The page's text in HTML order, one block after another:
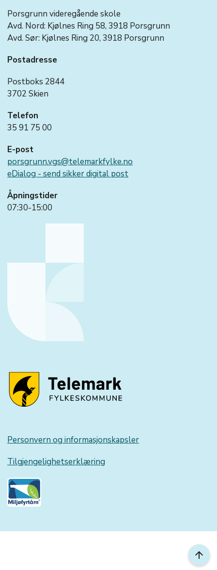
arrow_upward
Porsgrunn videregående skole
Avd. Nord: Kjølnes Ring 58, 3918 Porsgrunn
Avd. Sør: Kjølnes Ring 20, 3918 Porsgrunn
Postadresse
Postboks 2844
3702 Skien
Telefon
35 91 75 00
E-post
porsgrunn.vgs@telemarkfylke.no
eDialog - send sikker digital post
Åpningstider
07:30-15:00
Personvern og informasjonskapsler
Tilgjengelighetserklæring